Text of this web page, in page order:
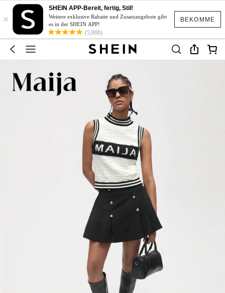
BEKOMME
×
SHEIN APP-Bereit, fertig, Stil!
Weitere exklusive Rabatte und Zusatzangebote gibt
es in der SHEIN APP!
(5,000)